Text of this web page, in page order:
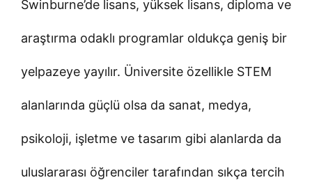
Swinburne’de lisans, yüksek lisans, diploma ve
araştırma odaklı programlar oldukça geniş bir
yelpazeye yayılır. Üniversite özellikle STEM
alanlarında güçlü olsa da sanat, medya,
psikoloji, işletme ve tasarım gibi alanlarda da
uluslararası öğrenciler tarafından sıkça tercih